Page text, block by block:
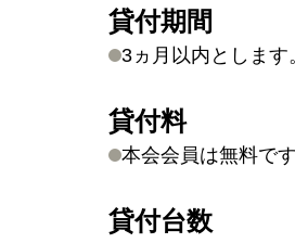
貸付期間
3ヵ月以内とします
貸付料
本会会員は無料で
貸付台数